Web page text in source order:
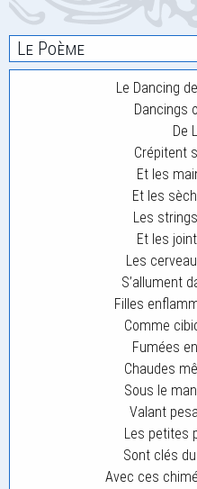
Le Poème
Le Dancing
Dancings
De
Crépitent
Et les
Et les
Les
Et les
Les
S’allument
Filles
Comme
Fumées
Chaudes
Sous le
Valant
Les petites
Sont clés
Avec ces